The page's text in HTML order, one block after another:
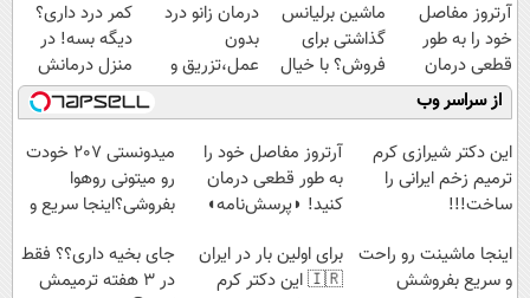
آرتروز مفاصل
خود را به طور
قطعی درمان
کنید!
◗پرسش‌نامه◖
ماشین برلیانس
گذاشتی برای
فروش؟ با خیال
راحت بفروش
درمان زانو درد
بدون
عمل،تزریق و
دارو
(◂پرسش‌نامه)
کمر درد داری؟
دیگه بسه! در
منزل درمانش
کن
(◀پرسش‌نامه)
از سراسر وب
این دکتر شیرازی کرم
ترمیم زخم ایرانی را
ساخت!!!
آرتروز مفاصل خود را
به طور قطعی درمان
کنید! ◗پرسش‌نامه◖
میدونستی 207 خودت
رو میتونی روهوا
بفروشی؟اینجا سریع و
اینجا ماشینت رو راحت
و سریع بفروشش
برای اولین بار در ایران
🇮🇷 این دکتر کرم
جای بخیه داری؟؟ فقط
در 3 هفته ترمیمش